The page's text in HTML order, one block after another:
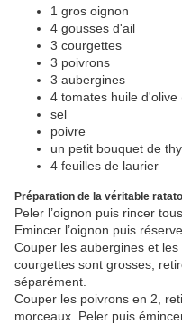
1 gros oignon
4 gousses d'ail
3 courgettes
3 poivrons
3 aubergines
4 tomates huile
sel
poivre
un petit bouquet de
4 feuilles de laurier
Préparation de la véritable
Peler l’oignon puis rincer
Emincer l’oignon puis
Couper les aubergines et
courgettes sont grosses,
séparément.
Couper les poivrons en 2,
morceaux. Peler puis